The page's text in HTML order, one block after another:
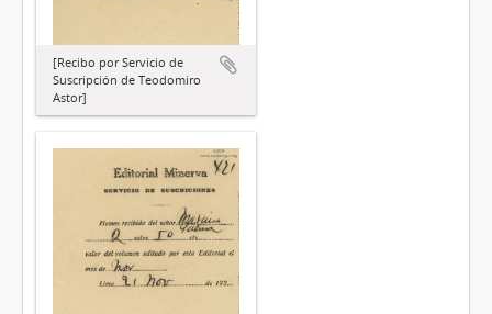
[Recibo por Servicio de
Suscripción de Teodomiro
Astor]